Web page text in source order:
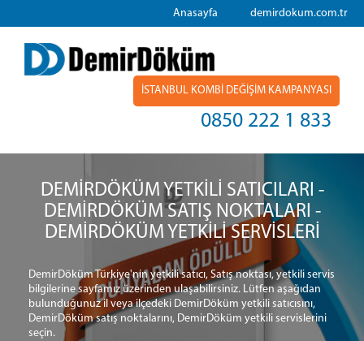
demirdokum.com.tr
Anasayfa
İSTANBUL KOMBİ DEĞİŞİM KAMPANYASI
0850 222 1 833
DEMİRDÖKÜM YETKİLİ SATICILARI -
DEMİRDÖKÜM SATIŞ NOKTALARI -
DEMİRDÖKÜM YETKİLİ SERVİSLERİ
DemirDöküm Türkiye'nin yetkili satıcı, Satış noktası, yetkili servis
bilgilerine sayfamız üzerinden ulaşabilirsiniz. Lütfen aşağıdan
bulunduğunuz il veya ilçedeki DemirDöküm yetkili satıcısını,
DemirDöküm satış noktalarını, DemirDöküm yetkili servislerini
seçin.